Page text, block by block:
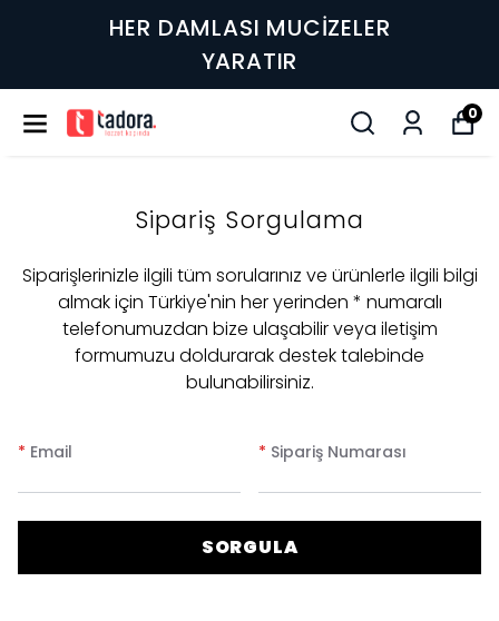
HER DAMLASI MUCİZELER
YARATIR
0
Sipariş Sorgulama
Siparişlerinizle ilgili tüm sorularınız ve ürünlerle ilgili bilgi
almak için Türkiye'nin her yerinden * numaralı
telefonumuzdan bize ulaşabilir veya iletişim
formumuzu doldurarak destek talebinde
bulunabilirsiniz.
* Email * Sipariş Numarası
SORGULA